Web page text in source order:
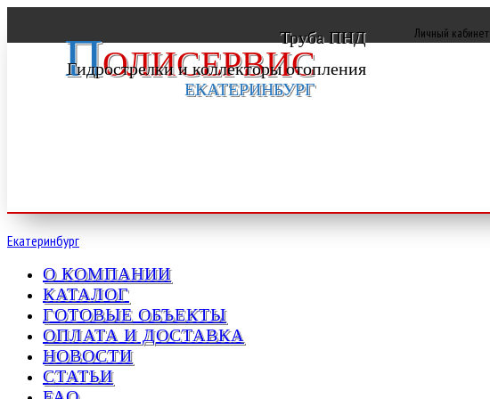
ПОЛИСЕРВИС
ЕКАТЕРИНБУРГ
Труба ПНД
Гидрострелки и коллекторы отопления
Личный кабинет
Екатеринбург
О КОМПАНИИ
КАТАЛОГ
ГОТОВЫЕ ОБЪЕКТЫ
ОПЛАТА И ДОСТАВКА
НОВОСТИ
СТАТЬИ